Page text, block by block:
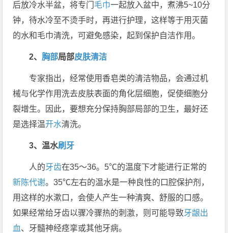
后放冷水半盆，将专门 毛巾一起放入盆中，煮沸5~10分
钟，待水冷至不烫手时，再进行护理，这样等于用灭菌
的水和毛巾清洗，可避免感染，起到保护自洁作用。
2、 胸部局部皮肤清洁
专家指出，经常使用香皂类的清洁物品，会通过机
械与化学作用洗去皮肤表面的角化层细胞，促使细胞分
裂增生。因此，要想充分保持胸部局部的卫生，最好还
是选择温开水清洗。
3、温水刷牙
人的牙齿在35～36。5℃的温度下才能进行正常的
新陈代谢。35℃左右的温水是一种良性的口腔保护剂，
用这样的水漱口，会使人产生一种清爽、舒服的口感。
如果经常给牙齿以骤冷骤热的刺激，则可能导致牙龈出
血、牙髓神经痉挛或其他牙病。